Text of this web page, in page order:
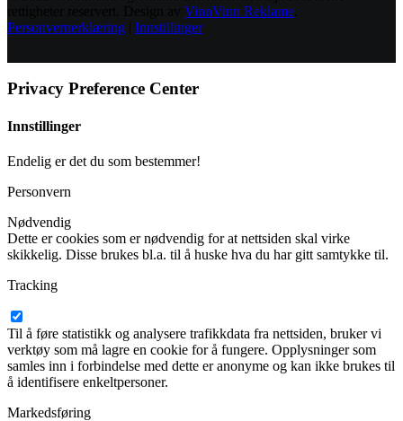
VinnVinn Reklame
Personvernerklæring
Innstillinger
Privacy Preference Center
Innstillinger
Endelig er det du som bestemmer!
Personvern
Nødvendig
Dette er cookies som er nødvendig for at nettsiden skal virke
skikkelig. Disse brukes bl.a. til å huske hva du har gitt samtykke til.
Tracking
Til å føre statistikk og analysere trafikkdata fra nettsiden, bruker vi
verktøy som må lagre en cookie for å fungere. Opplysninger som
samles inn i forbindelse med dette er anonyme og kan ikke brukes til
å identifisere enkeltpersoner.
Markedsføring